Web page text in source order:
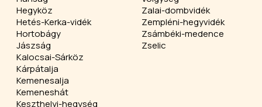
Hegyköz
Hetés-Kerka-vidék
Hortobágy
Jászság
Kalocsai-Sárköz
Kárpátalja
Kemenesalja
Kemeneshát
Keszthelyi-hegység
Zalai-dombvidék
Zempléni-hegyvidék
Zsámbéki-medence
Zselic